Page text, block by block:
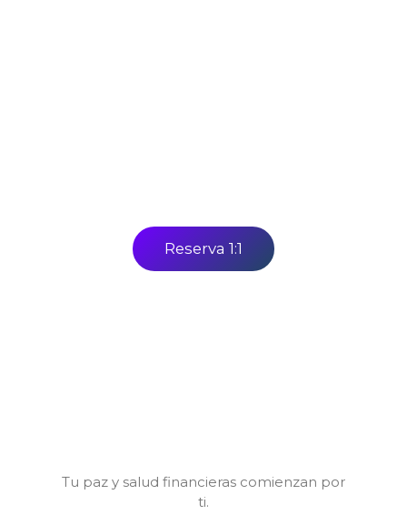
Reserva 1:1
Tu paz y salud financieras comienzan por
ti.